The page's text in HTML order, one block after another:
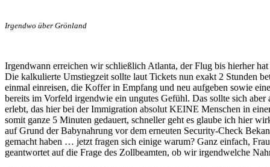
Irgendwo über Grönland
Irgendwann erreichen wir schließlich Atlanta, der Flug bis hierher
Die kalkulierte Umstiegzeit sollte laut Tickets nun exakt 2 Stunden
einmal einreisen, die Koffer in Empfang und neu aufgeben sowie
bereits im Vorfeld irgendwie ein ungutes Gefühl. Das sollte sich aber
erlebt, das hier bei der Immigration absolut KEINE Menschen in
somit ganze 5 Minuten gedauert, schneller geht es glaube ich hier
auf Grund der Babynahrung vor dem erneuten Security-Check
gemacht haben … jetzt fragen sich einige warum? Ganz einfach,
geantwortet auf die Frage des Zollbeamten, ob wir irgendwelche